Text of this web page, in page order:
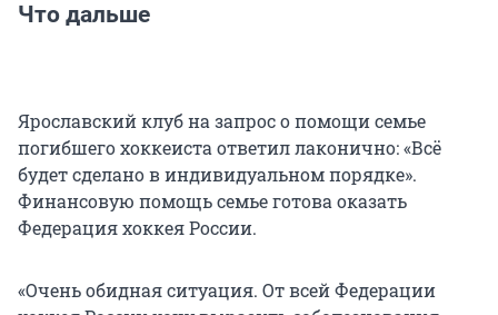
Что дальше
Ярославский клуб на запрос о помощи семье
погибшего хоккеиста ответил лаконично: «Всё
будет сделано в индивидуальном порядке».
Финансовую помощь семье готова оказать
Федерация хоккея России.
«Очень обидная ситуация. От всей Федерации